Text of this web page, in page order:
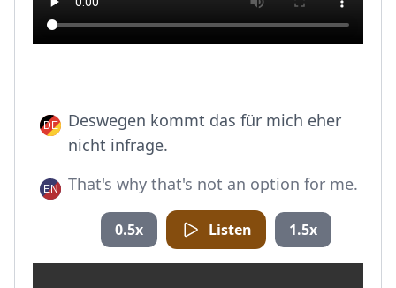
Deswegen kommt das für mich eher
nicht infrage.
That's why that's not an option for me.
0.5x Listen 1.5x